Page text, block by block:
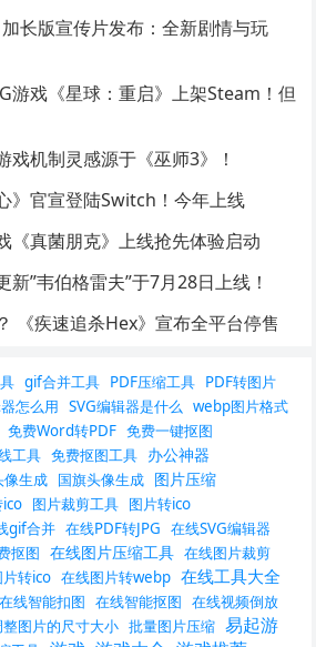
加长版宣传片发布：全新剧情与玩
游戏《星球：重启》上架Steam！但
戏机制灵感源于《巫师3》！
》官宣登陆Switch！今年上线
《真菌朋克》上线抢先体验启动
新”韦伯格雷夫”于7月28日上线！
《疾速追杀Hex》宣布全平台停售
gif合并工具 PDF压缩工具 PDF转图片
怎么用 SVG编辑器是什么 webp图片格式
免费Word转PDF 免费一键抠图
工具 免费抠图工具 办公神器
像生成 国旗头像生成 图片压缩
ico 图片裁剪工具 图片转ico
gif合并 在线PDF转JPG 在线SVG编辑器
抠图 在线图片压缩工具 在线图片裁剪
转ico 在线图片转webp 在线工具大全
在线智能扣图 在线智能抠图 在线视频倒放
图片的尺寸大小 批量图片压缩 易起游